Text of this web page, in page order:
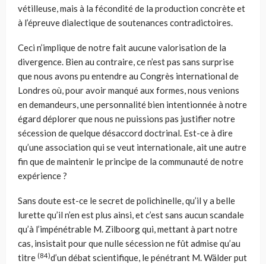
vétilleuse, mais à la fécondité de la production concrète et
à l’épreuve dialectique de soutenances contradictoires.
Ceci n’implique de notre fait aucune valorisation de la
divergence. Bien au contraire, ce n’est pas sans surprise
que nous avons pu entendre au Congrès international de
Londres où, pour avoir manqué aux formes, nous venions
en demandeurs, une personnalité bien intentionnée à notre
égard déplorer que nous ne puissions pas justifier notre
sécession de quelque désaccord doctrinal. Est-ce à dire
qu’une association qui se veut internationale, ait une autre
fin que de maintenir le principe de la communauté de notre
expérience ?
Sans doute est-ce le secret de polichinelle, qu’il y a belle
lurette qu’il n’en est plus ainsi, et c’est sans aucun scandale
qu’à l’impénétrable M. Zilboorg qui, mettant à part notre
cas, insistait pour que nulle sécession ne fût admise qu’au
titre (84)d’un débat scientifique, le pénétrant M. Wälder put